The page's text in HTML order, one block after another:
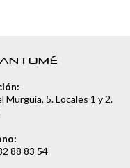
Murguía, 5. Locales 1 y 2.
88 83 54